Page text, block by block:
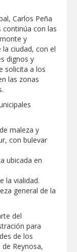
LLEVARÁ
DE TI” A LAS
RAFAEL
reportes
DE 1800
A TRAVÉS DEL
programa
Soleado
actividades para
las personas
PARA EL CICLO
mundial talento
Carlos Peña
continúa con las
y
ciudad, con el
dignos y
solicita a los
las zonas
maleza y
con bulevar
ubicada en
la vialidad.
general de la
del
para
de los
Reynosa,